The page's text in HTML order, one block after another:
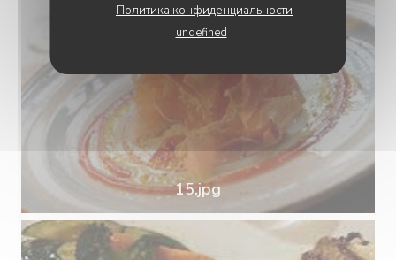
Политика конфиденциальности
undefined
15.jpg